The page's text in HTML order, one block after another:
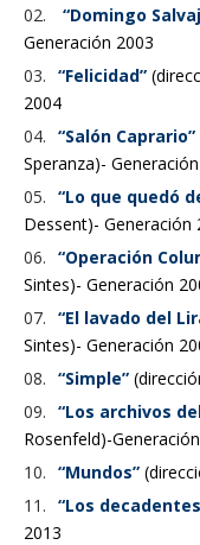
“Domingo
Generación 2003
“Felicidad”
2004
“Salón Caprario”
Speranza)-
“Lo que quedó
Dessent)- Generación
“Operación
Sintes)- Generación
“El lavado del
Sintes)- Generación
“Simple”
“Los archivos
Rosenfeld)-
“Mundos”
“Los
2013